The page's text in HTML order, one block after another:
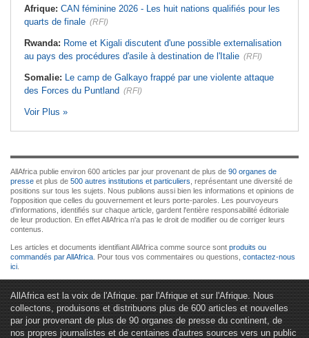
Afrique: CAN féminine 2026 - Les huit nations qualifiés pour les
quarts de finale (RFI)
Rwanda: Rome et Kigali discutent d'une possible externalisation
au pays des procédures d'asile à destination de l'Italie (RFI)
Somalie: Le camp de Galkayo frappé par une violente attaque
des Forces du Puntland (RFI)
Voir Plus »
AllAfrica publie environ 600 articles par jour provenant de plus de 90 organes de
presse et plus de 500 autres institutions et particuliers , représentant une diversité de
positions sur tous les sujets. Nous publions aussi bien les informations et opinions de
l'opposition que celles du gouvernement et leurs porte-paroles. Les pourvoyeurs
d'informations, identifiés sur chaque article, gardent l'entière responsabilité éditoriale
de leur production. En effet AllAfrica n'a pas le droit de modifier ou de corriger leurs
contenus.
Les articles et documents identifiant AllAfrica comme source sont produits ou
commandés par AllAfrica . Pour tous vos commentaires ou questions, contactez-nous
ici
AllAfrica est la voix de l'Afrique. par l'Afrique et sur l'Afrique. Nous
collectons, produisons et distribuons plus de 600 articles et nouvelles
par jour provenant de plus de 90 organes de presse du continent, de
nos propres journalistes et de centaines d'autres sources vers un public